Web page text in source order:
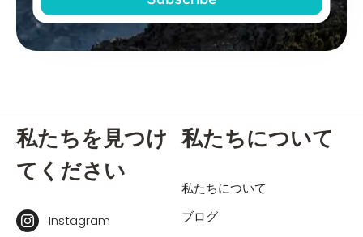
私たちを見つけ
てください
Instagram
私たちについて
私たちについて
ブログ